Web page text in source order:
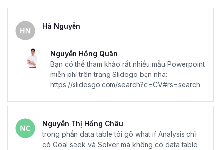
Hà Nguyễn
Nguyễn Hồng Quân
Bạn có thể tham khảo rất nhiều mẫu Powerpoint
miễn phí trên trang Slidego bạn nha:
https://slidesgo.com/search?q=CV#rs=search
Nguyễn Thị Hồng Châu
trong phần data table tôi gõ what if Analysis chỉ
có Goal seek và Solver mà không có data table